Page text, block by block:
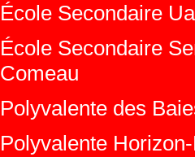
École Secondaire
École Secondaire
Comeau
Polyvalente des
Polyvalente